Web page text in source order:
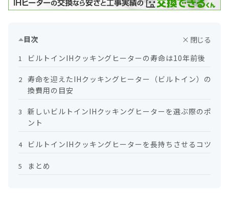
目次
1 ビルトインIHクッキングヒーターの寿命は10年前後
2 寿命を迎えたIHクッキングヒーター（ビルトイン）の交
換費用の目安
3
新しいビルトインIHクッキングヒーターを選ぶ際のポイ
ント
4 ビルトインIHクッキングヒーターを長持ちさせるコツ
5 まとめ